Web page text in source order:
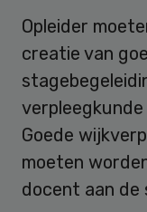
Opleider
creatie van
Goede
moeten
docent aan de